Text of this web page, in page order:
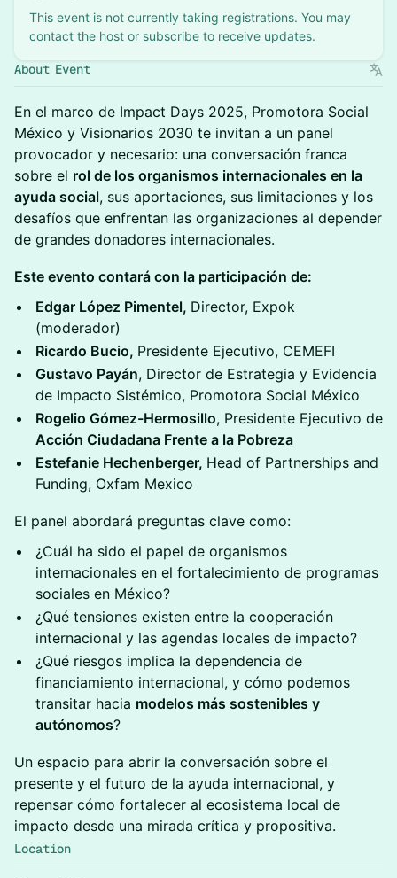
This event is not currently taking registrations. You may
contact the host or subscribe to receive updates.
About Event
En el marco de Impact Days 2025, Promotora Social
México y Visionarios 2030 te invitan a un panel
provocador y necesario: una conversación franca
sobre el rol de los organismos internacionales en la
ayuda social, sus aportaciones, sus limitaciones y los
desafíos que enfrentan las organizaciones al depender
de grandes donadores internacionales.
Este evento contará con la participación de:
Edgar López Pimentel, Director, Expok
(moderador)
Ricardo Bucio, Presidente Ejecutivo, CEMEFI
Gustavo Payán, Director de Estrategia y Evidencia
de Impacto Sistémico, Promotora Social México
Rogelio Gómez-Hermosillo, Presidente Ejecutivo de
Acción Ciudadana Frente a la Pobreza
Estefanie Hechenberger, Head of Partnerships and
Funding, Oxfam Mexico
El panel abordará preguntas clave como:
¿Cuál ha sido el papel de organismos
internacionales en el fortalecimiento de programas
sociales en México?
¿Qué tensiones existen entre la cooperación
internacional y las agendas locales de impacto?
¿Qué riesgos implica la dependencia de
financiamiento internacional, y cómo podemos
transitar hacia modelos más sostenibles y
autónomos?
Un espacio para abrir la conversación sobre el
presente y el futuro de la ayuda internacional, y
repensar cómo fortalecer al ecosistema local de
impacto desde una mirada crítica y propositiva.
Location